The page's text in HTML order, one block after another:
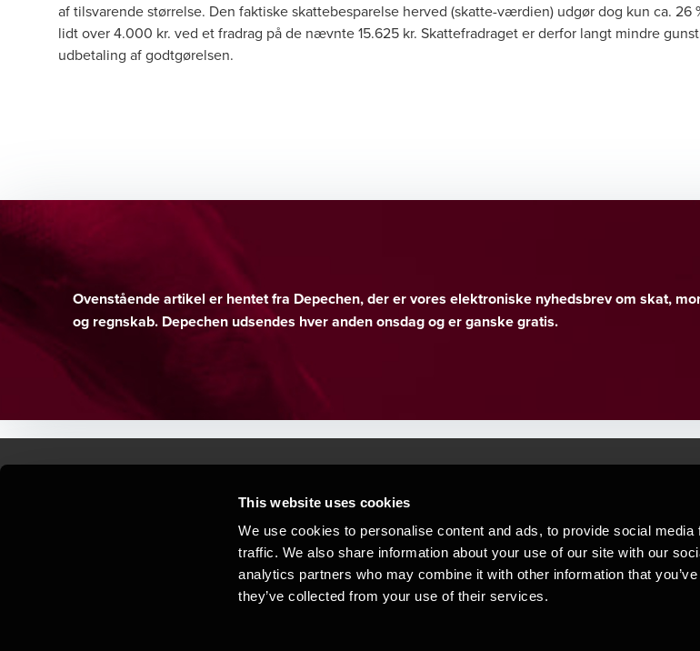
This website uses cookies
We use cookies to personalise content and ads, to provide social media
traffic. We also share information about your use of our site with our
analytics partners who may combine it with other information that
they’ve collected from your use of their services.
af tilsvarende størrelse. Den faktiske skattebesparelse herved (skatte-værdien) udgør dog kun ca. 26
lidt over 4.000 kr. ved et fradrag på de nævnte 15.625 kr. Skattefradraget er derfor langt mindre
udbetaling af godtgørelsen.
Ovenstående artikel er hentet fra Depechen, der er vores elektroniske nyhedsbrev om skat,
og regnskab. Depechen udsendes hver anden onsdag og er ganske gratis.
Kontorsteder
Juridisk og privatliv
Sitemap
Whistleblower
Vi mener, at
Copyright ©
er medlem af
BDO-netværk